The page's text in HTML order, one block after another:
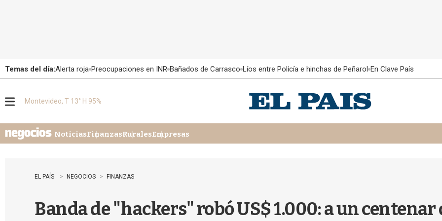
Temas del día:Alerta roja Preocupaciones en INR Bañados de Carrasco Líos entre Policía e hinchas de Peñarol En Clave País
u
Montevideo, T 13° H 95%
NoticiasFinanzasRuralesEmpresas
EL PAÍS NEGOCIOS FINANZAS
Banda de "hackers" robó US$ 1.000: a un centenar